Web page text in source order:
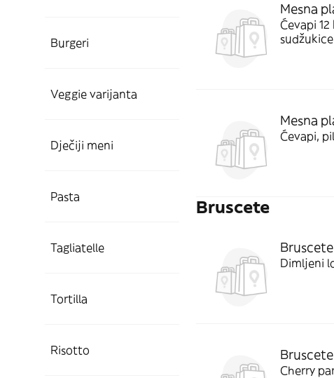
Burgeri
Veggie varijanta
Dječiji meni
Pasta
Tagliatelle
Tortilla
Risotto
Mesna
Ćevapi
Mesna
Ćevapi,
Bruscete
Dimljeni
Cherry